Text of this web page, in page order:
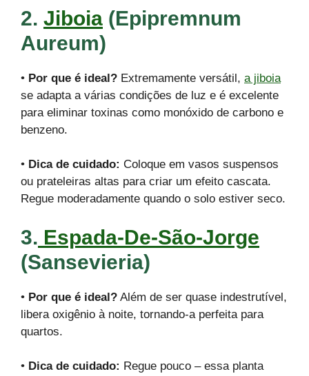
2. Jiboia (Epipremnum
Aureum)
• Por que é ideal? Extremamente versátil, a jiboia
se adapta a várias condições de luz e é excelente
para eliminar toxinas como monóxido de carbono e
benzeno.
• Dica de cuidado: Coloque em vasos suspensos
ou prateleiras altas para criar um efeito cascata.
Regue moderadamente quando o solo estiver seco.
3. Espada-De-São-Jorge
(Sansevieria)
• Por que é ideal? Além de ser quase indestrutível,
libera oxigênio à noite, tornando-a perfeita para
quartos.
• Dica de cuidado: Regue pouco – essa planta